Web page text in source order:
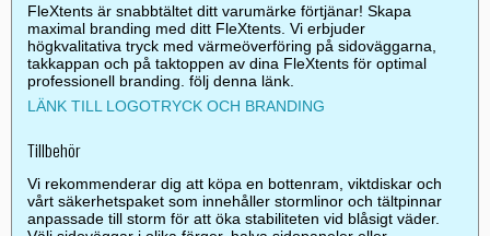
FleXtents är snabbtältet ditt varumärke förtjänar! Skapa
maximal branding med ditt FleXtents. Vi erbjuder
högkvalitativa tryck med värmeöverföring på sidoväggarna,
takkappan och på taktoppen av dina FleXtents för optimal
professionell branding. följ denna länk.
LÄNK TILL LOGOTRYCK OCH BRANDING
Tillbehör
Vi rekommenderar dig att köpa en bottenram, viktdiskar och
vårt säkerhetspaket som innehåller stormlinor och tältpinnar
anpassade till storm för att öka stabiliteten vid blåsigt väder.